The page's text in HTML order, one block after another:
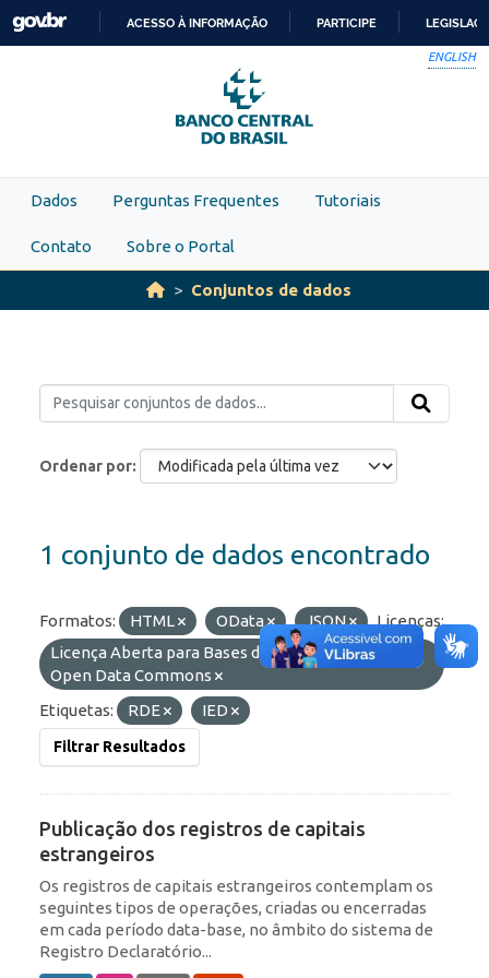
Skip to main content
PARA
O
CONTEÚDO
ACESSO À INFORMAÇÃO PARTICIPE
ENGLISH
Dados Perguntas Frequentes Tutoriais
Contato Sobre o Portal
Conjuntos de dados
Ordenar por
1 conjunto de dados encontrado
Formatos: HTML OData JSON
Licenças:
Licença Aberta para Bases de Dados (ODbL) do
Open Data Commons
Etiquetas:
RDE IED
Filtrar Resultados
Publicação dos registros de capitais
estrangeiros
Os registros de capitais estrangeiros contemplam os
seguintes tipos de operações, criadas ou encerradas
em cada período data-base, no âmbito do sistema de
Registro Declaratório...